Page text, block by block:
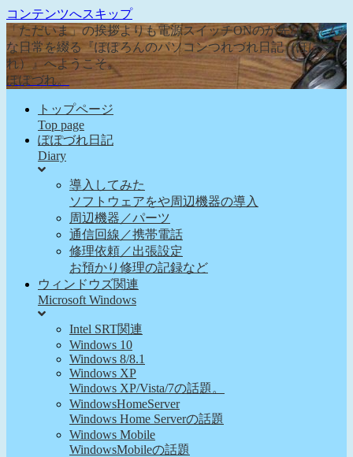
コンテンツへスキップ
「ただいま」の挨拶よりも電源スイッチONのが先な、そん
な日常を綴る『ぽぽろんのパソコンつれづれ日記（ぽぽづ
れ）』へようこそ。
ぽぽづれ。
トップページ
Top page
ぽぽづれ日記
Diary
導入してみた
ソフトウェアをや周辺機器の導入
周辺機器／パーツ
通信回線／携帯電話
修理依頼／出張設定
お預かり修理の記録など
ウィンドウズ関連
Microsoft Windows
Intel SRT関連
Windows 10
Windows 8/8.1
Windows XP
Windows XP/Vista/7の話題。
WindowsHomeServer
Windows Home Serverの話題
Windows Mobile
WindowsMobileの話題